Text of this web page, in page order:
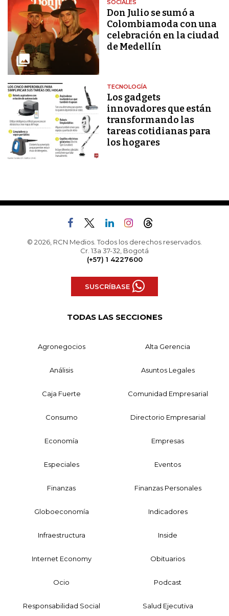
SOCIALES
Don Julio se sumó a
Colombiamoda con una
celebración en la ciudad
de Medellín
TECNOLOGÍA
Los gadgets
innovadores que están
transformando las
tareas cotidianas para
los hogares
© 2026, RCN Medios. Todos los derechos reservados.
Cr. 13a 37-32, Bogotá
(+57) 1 4227600
SUSCRÍBASE
TODAS LAS SECCIONES
Agronegocios Alta Gerencia
Análisis Asuntos Legales
Caja Fuerte Comunidad Empresarial
Consumo Directorio Empresarial
Economía Empresas
Especiales Eventos
Finanzas Finanzas Personales
Globoeconomía Indicadores
Infraestructura Inside
Internet Economy Obituarios
Ocio Podcast
Responsabilidad Social Salud Ejecutiva